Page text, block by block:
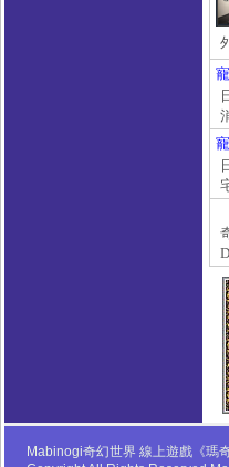
Mabinogi奇幻世界 線上遊戲《瑪